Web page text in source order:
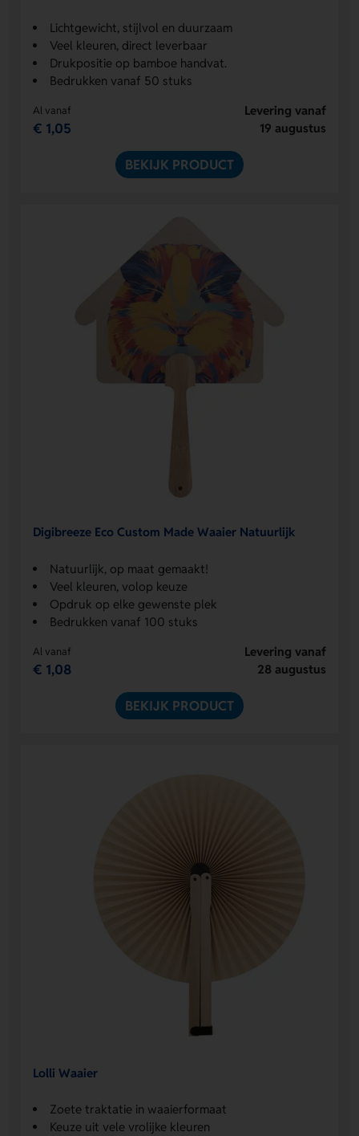
Lichtgewicht, stijlvol en duurzaam
Veel kleuren, direct leverbaar
Drukpositie op bamboe handvat.
Bedrukken vanaf 50 stuks
Al vanaf
€ 1,05
Levering vanaf
19 augustus
BEKIJK PRODUCT
Digibreeze Eco Custom Made Waaier Natuurlijk
Natuurlijk, op maat gemaakt!
Veel kleuren, volop keuze
Opdruk op elke gewenste plek
Bedrukken vanaf 100 stuks
Al vanaf
€ 1,08
Levering vanaf
28 augustus
BEKIJK PRODUCT
Lolli Waaier
Zoete traktatie in waaierformaat
Keuze uit vele vrolijke kleuren